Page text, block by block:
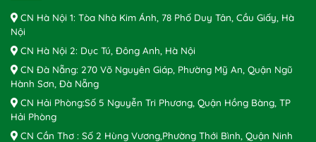
CN Hà Nội 1: Tòa Nhà Kim Ánh, 78 Phố Duy Tân, Cầu Giấy, Hà
Nội
CN Hà Nội 2: Dục Tú, Đông Anh, Hà Nội
CN Đà Nẵng: 270 Võ Nguyên Giáp, Phường Mỹ An, Quận Ngũ
Hành Sơn, Đà Nẵng
CN Hải Phòng:Số 5 Nguyễn Tri Phương, Quận Hồng Bàng, TP
Hải Phòng
CN Cần Thơ : Số 2 Hùng Vương,Phường Thới Bình, Quận Ninh